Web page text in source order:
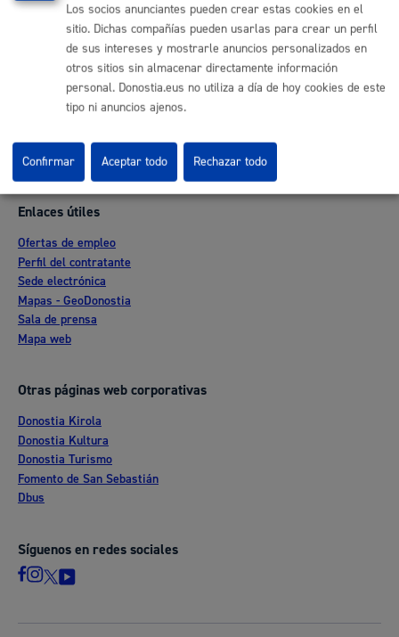
Comunícate con el Ayuntamiento de Donostia / San
(gratuito desde Donostia / San Sebastián)
(+34) 943 481 000
Buzón de la ciudadanía
Enlaces útiles
Ofertas de empleo
Perfil del contratante
Sede electrónica
Mapas - GeoDonostia
Sala de prensa
Mapa web
Otras páginas web corporativas
Donostia Kirola
Donostia Kultura
Donostia Turismo
Fomento de San Sebastián
Dbus
Síguenos en redes sociales
Los socios anunciantes pueden crear estas cookies en el
sitio. Dichas compañías pueden usarlas para crear un perfil
de sus intereses y mostrarle anuncios personalizados en
otros sitios sin almacenar directamente información
personal. Donostia.eus no utiliza a día de hoy cookies de este
tipo ni anuncios ajenos.
Rechazar todo
Confirmar Aceptar todo